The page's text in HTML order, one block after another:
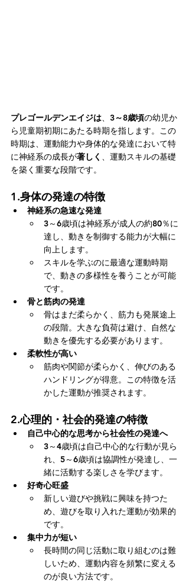
プレゴールデンエイジは、 3～8歳頃の幼児か
ら児童期初期にあたる時期を指します。この
時期は、運動能力や身体的な発達において特
に神経系の成長が著しく 、運動スキルの基礎
を築く重要な段階です。
1.身体の発達の特徴
神経系の急速な発達
3～6歳頃は神経系が成人の約80％に
達し、動きを制御する能力が大幅に
向上します。
スキルを学ぶのに最適な運動時期
で、動きの多様性を養うことが可能
です。
骨と筋肉の発達
骨はまだ柔らかく、筋力も発展途上
の段階。大きな負荷は避け、自然な
動きを優先する必要があります。
柔軟性が高い
筋肉や関節が柔らかく、伸びのある
ハンドリングが得意。この特徴を活
かした運動が推奨されます。
2.心理的・社会的発達の特徴
自己中心的な思考から社会性の発達へ
3～4歳頃は自己中心的な行動が見ら
れ、5～6歳頃は協調性が発達し、一
緒に活動する楽しさを学びます。
好奇心旺盛
新しい遊びや挑戦に興味を持つた
め、遊びを取り入れた運動が効果的
です。
集中力が短い
長時間の同じ活動に取り組むのは難
しいため、運動内容を頻繁に変える
のが良い方法です。